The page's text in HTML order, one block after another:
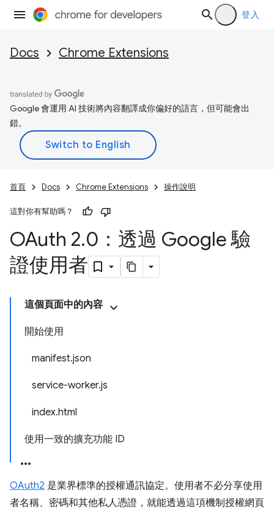
登入
Docs Chrome Extensions
Google 會運用 AI 技術將內容翻譯成你偏好的語言，但可能會出
錯。
首頁 Docs Chrome Extensions 操作說明
這對你有幫助嗎？
OAuth 2.0：透過 Google 驗
證使用者
這個頁面中的內容
開始使用
manifest.json
service-worker.js
index.html
使用一致的擴充功能 ID
OAuth2 是業界標準的授權通訊協定。使用者不必分享使用
者名稱、密碼和其他私人憑證，就能透過這項機制授權網頁